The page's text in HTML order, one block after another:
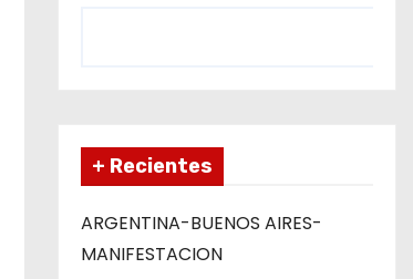
+ Recientes
ARGENTINA-BUENOS AIRES-
MANIFESTACION